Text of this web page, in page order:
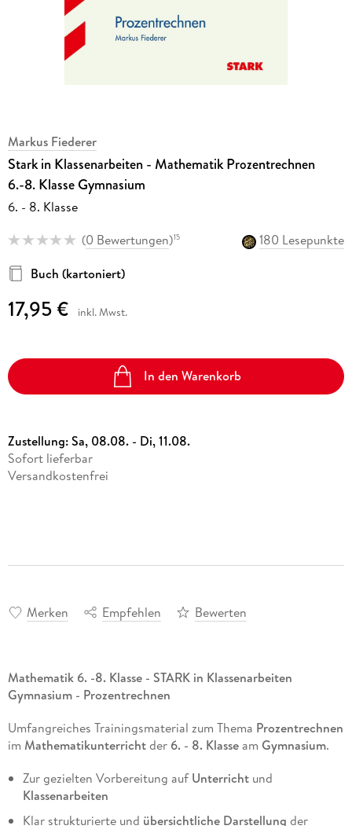
Markus Fiederer
Stark in Klassenarbeiten - Mathematik Prozentrechnen
6.-8. Klasse Gymnasium
6. - 8. Klasse
(0 Bewertungen)15
180 Lesepunkte
Buch (kartoniert)
17,95 € inkl. Mwst.
In den Warenkorb
Zustellung:Sa, 08.08. - Di, 11.08.
Sofort lieferbar
Versandkostenfrei
Merken Empfehlen Bewerten
Mathematik 6. -8. Klasse - STARK in Klassenarbeiten
Gymnasium - Prozentrechnen
Umfangreiches Trainingsmaterial zum Thema Prozentrechnen
im Mathematikunterrichtder 6. - 8. Klasseam Gymnasium.
Zur gezielten Vorbereitung aufUnterrichtund
Klassenarbeiten
Klar strukturierte und übersichtliche Darstellung der